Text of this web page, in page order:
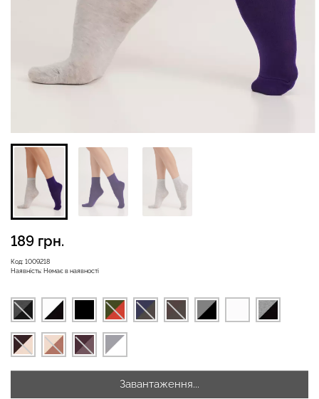
Код: 1009218
Наявність: Немає в наявності
189 грн.
Завантаження...
Безшовні легінси
482 грн.689 грн.
black (чорний) Giulia
258 грн.369 грн.